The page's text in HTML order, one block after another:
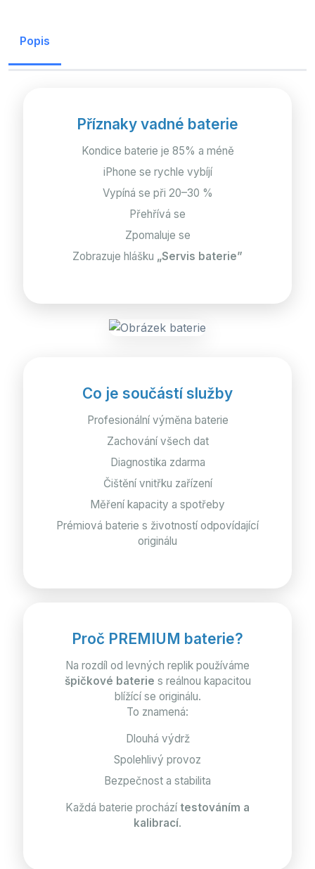
Popis
Příznaky vadné baterie
Kondice baterie je 85% a méně
iPhone se rychle vybíjí
Vypíná se při 20–30 %
Přehřívá se
Zpomaluje se
Zobrazuje hlášku „Servis baterie”
Co je součástí služby
Profesionální výměna baterie
Zachování všech dat
Diagnostika zdarma
Čištění vnitřku zařízení
Měření kapacity a spotřeby
Prémiová baterie s životností odpovídající
originálu
Proč PREMIUM baterie?
Na rozdíl od levných replik používáme
špičkové baterie s reálnou kapacitou
blížící se originálu.
To znamená:
Dlouhá výdrž
Spolehlivý provoz
Bezpečnost a stabilita
Každá baterie prochází testováním a
kalibrací.